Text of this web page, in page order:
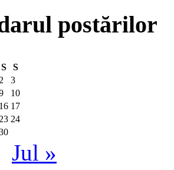
postărilor
S
S
2
3
10
16 17
23 24
Jul »